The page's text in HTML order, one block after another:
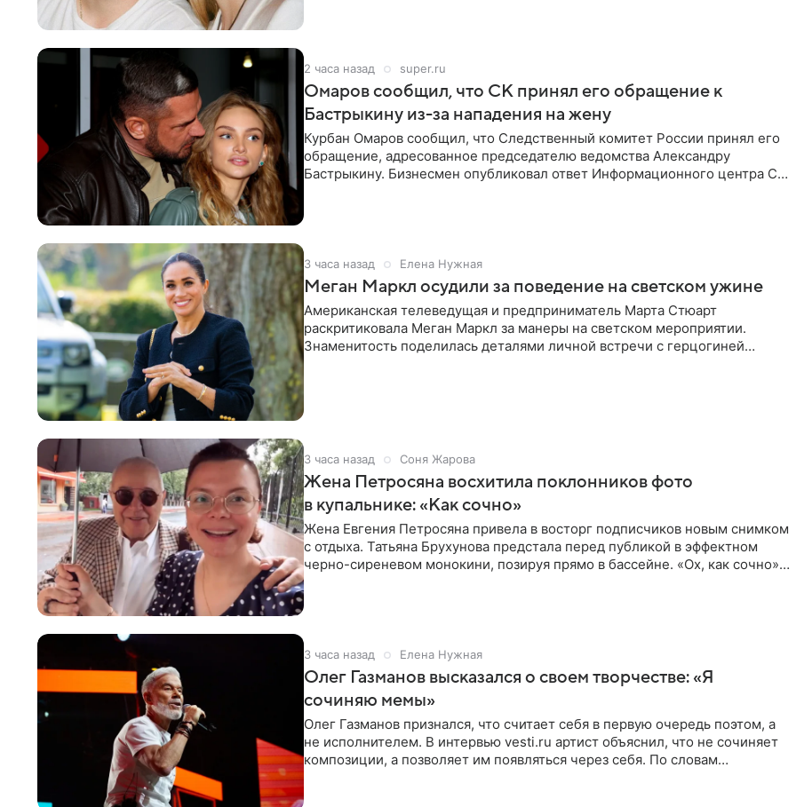
2 часа назад super.ru
Омаров сообщил, что СК принял его обращение к
Бастрыкину из-за нападения на жену
Курбан Омаров сообщил, что Следственный комитет России принял его
обращение, адресованное председателю ведомства Александру
Бастрыкину. Бизнесмен опубликовал ответ Информационного центра СК
3 часа назад Елена Нужная
Меган Маркл осудили за поведение на светском ужине
Американская телеведущая и предприниматель Марта Стюарт
раскритиковала Меган Маркл за манеры на светском мероприятии.
Знаменитость поделилась деталями личной встречи с герцогиней
3 часа назад Соня Жарова
Жена Петросяна восхитила поклонников фото
в купальнике: «Как сочно»
Жена Евгения Петросяна привела в восторг подписчиков новым снимком
с отдыха. Татьяна Брухунова предстала перед публикой в эффектном
черно-сиреневом монокини, позируя прямо в бассейне. «Ох, как сочно»,
3 часа назад Елена Нужная
Олег Газманов высказался о своем творчестве: «Я
сочиняю мемы»
Олег Газманов признался, что считает себя в первую очередь поэтом, а
не исполнителем. В интервью vesti.ru артист объяснил, что не сочиняет
композиции, а позволяет им появляться через себя. По словам